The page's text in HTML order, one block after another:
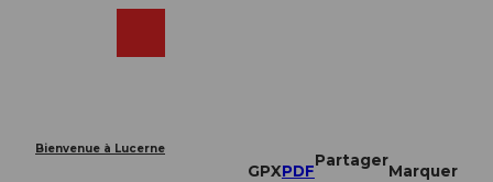
Bienvenue à Lucerne
GPXPDF
Partager
Marquer